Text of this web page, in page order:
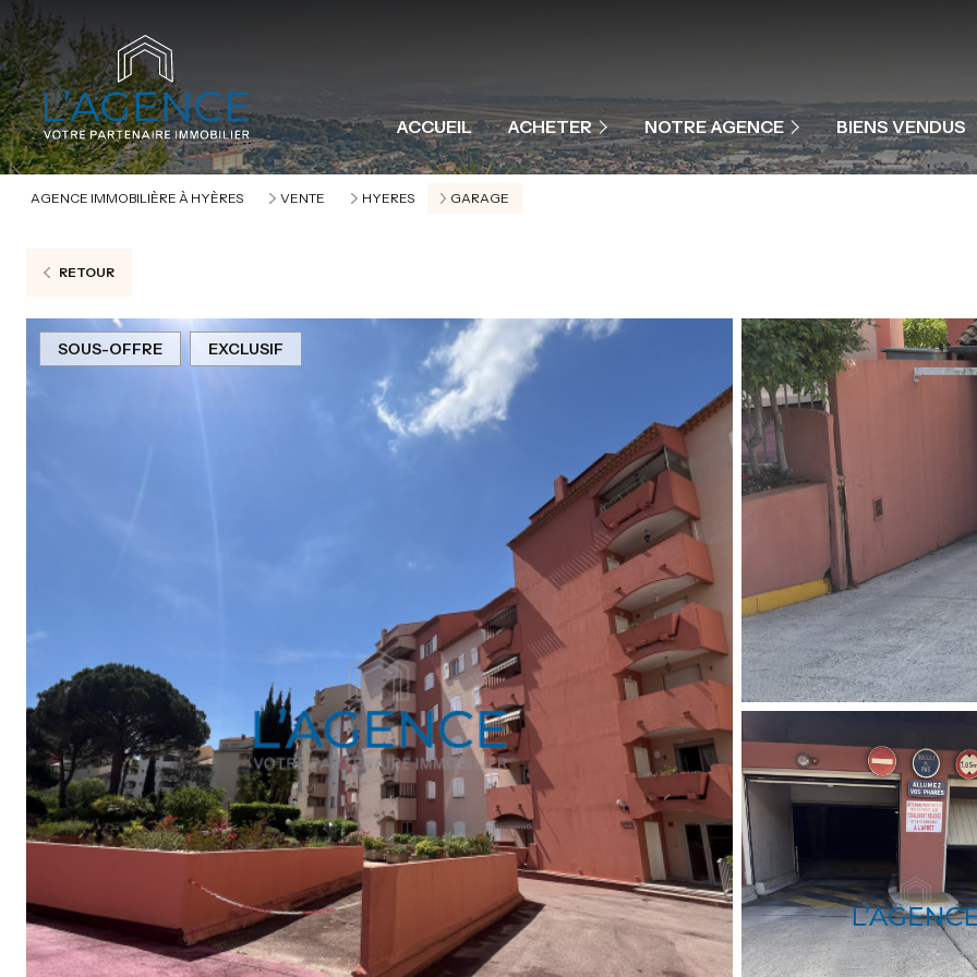
ACCUEIL ACHETER
APPARTEMENTS
PROGRAMME NEUF
NOTRE AGENCE
NOTRE ÉQUIPE
NOS PRESTATIONS
BIENS VENDUS
AGENCE IMMOBILIÈRE À HYÈRES VENTE HYERES GARAGE
RETOUR
SOUS-OFFRE EXCLUSIF